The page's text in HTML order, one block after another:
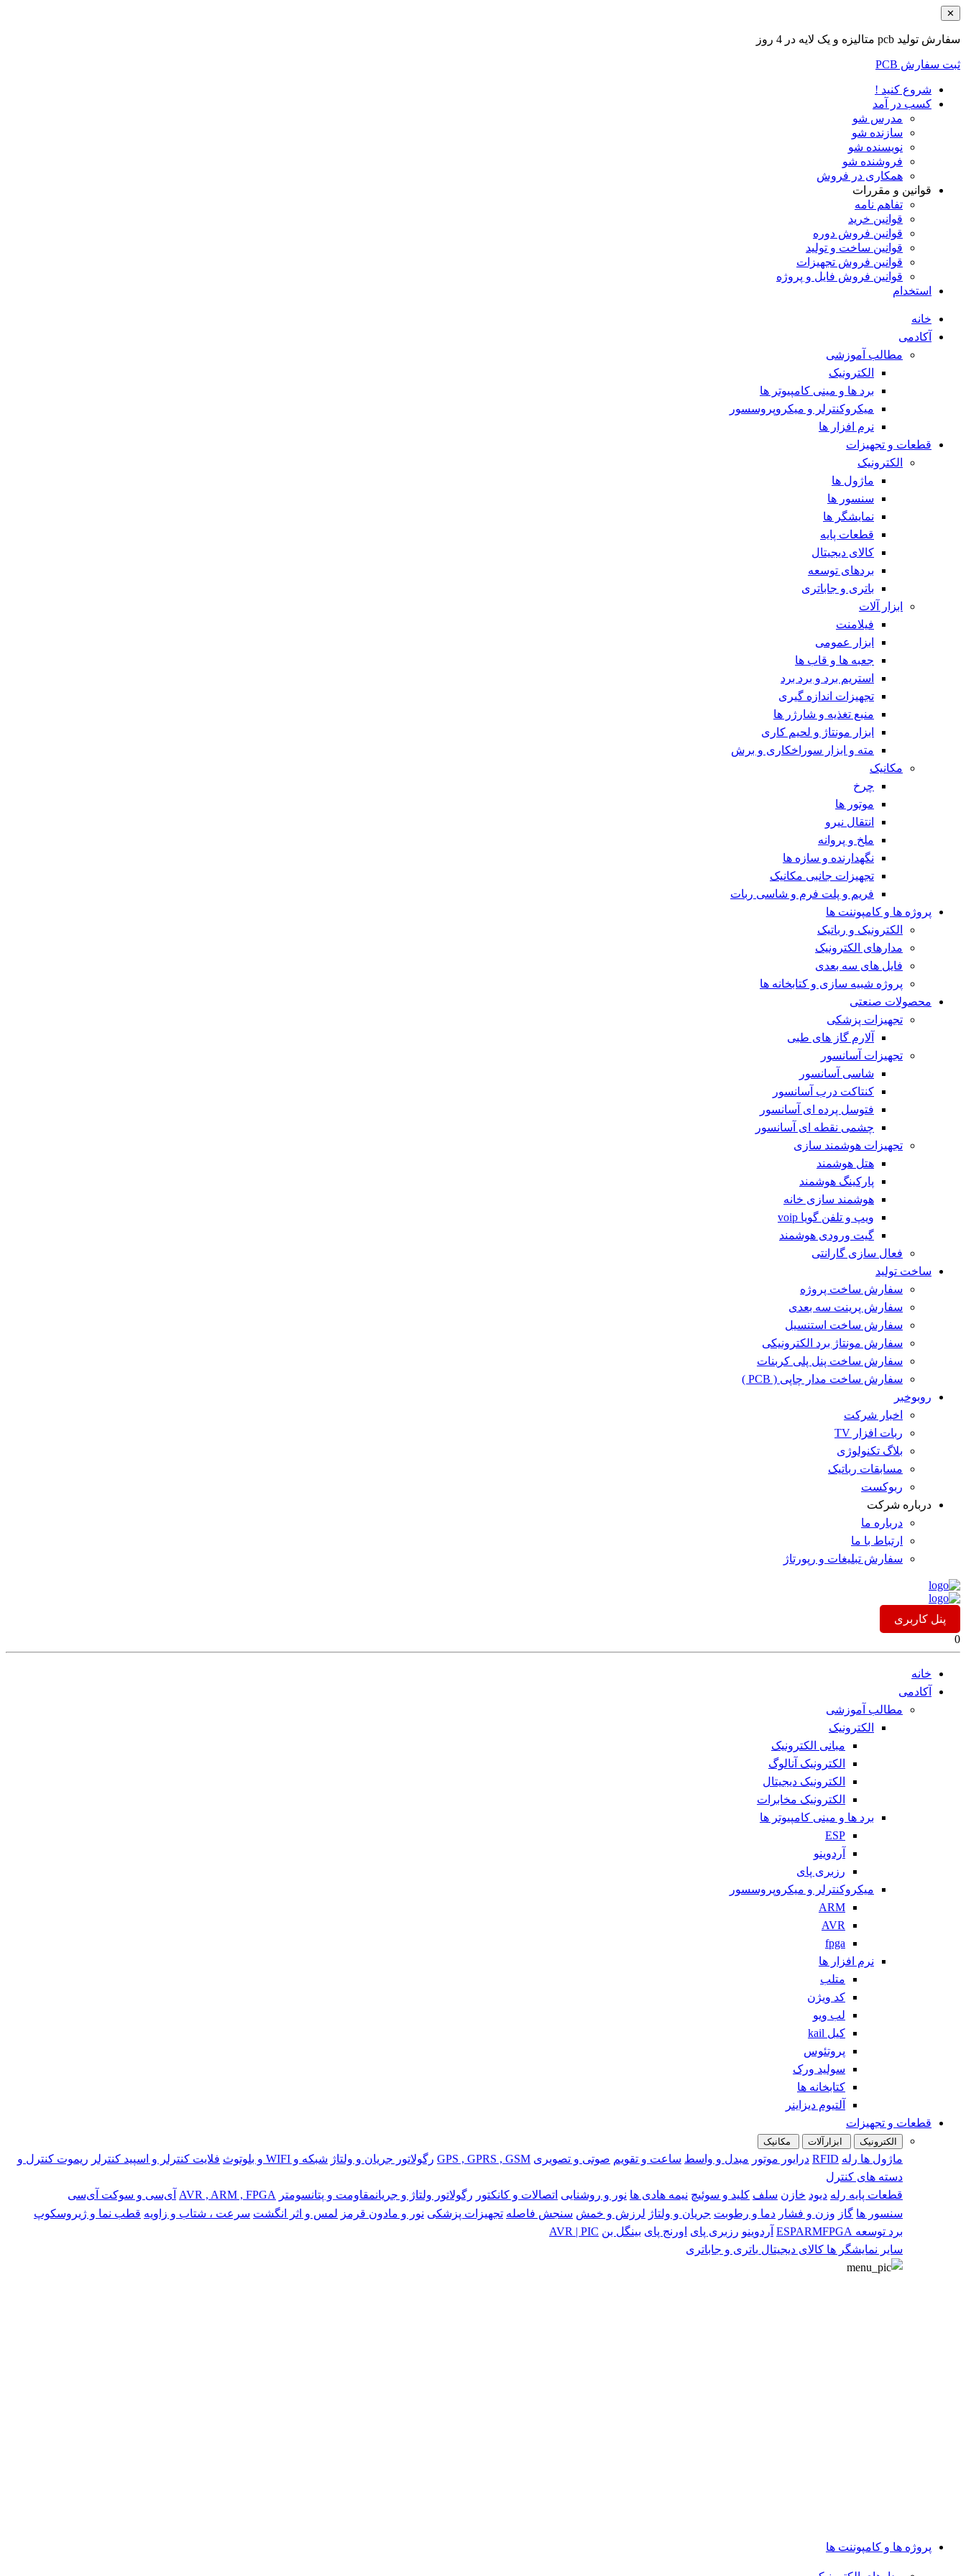
✕
سفارش تولید pcb متالیزه و یک لایه در 4 روز
ثبت سفارش PCB
شروع کنید !
کسب در آمد
مدرس شو
سازنده شو
نویسنده شو
فروشنده شو
همکاری در فروش
قوانین و مقررات
تفاهم نامه
قوانین خرید
قوانین فروش دوره
قوانین ساخت و تولید
قوانین فروش تجهیزات
قوانین فروش فایل و پروژه
استخدام
خانه
آکادمی
مطالب آموزشی
الکترونیک
برد ها و مینی کامپیوتر ها
میکروکنترلر و میکروپروسسور
نرم افزار ها
قطعات و تجهیزات
الکترونیک
ماژول ها
سنسور ها
نمایشگر ها
قطعات پایه
کالای دیجیتال
بردهای توسعه
باتری و جاباتری
ابزار آلات
فیلامنت
ابزار عمومی
جعبه ها و قاب ها
استریم برد و برد برد
تجهیزات اندازه گیری
منبع تغذیه و شارژر ها
ابزار مونتاژ و لحیم کاری
مته و ابزار سوراخکاری و برش
مکانیک
چرخ
موتور ها
انتقال نیرو
ملخ و پروانه
نگهدارنده و سازه ها
تجهیزات جانبی مکانیک
فریم و پلت فرم و شاسی ربات
پروژه ها و کامپوننت ها
الکترونیک و رباتیک
مدارهای الکترونیک
فایل های سه بعدی
پروژه شبیه سازی و کتابخانه ها
محصولات صنعتی
تجهیزات پزشکی
آلارم گاز های طبی
تجهیزات آسانسور
شاسی آسانسور
کنتاکت درب آسانسور
فتوسل پرده ای آسانسور
چشمی نقطه ای آسانسور
تجهیزات هوشمند سازی
هتل هوشمند
پارکینگ هوشمند
هوشمند سازی خانه
ویپ و تلفن گویا voip
گیت ورودی هوشمند
فعال سازی گارانتی
ساخت تولید
سفارش ساخت پروژه
سفارش پرینت سه بعدی
سفارش ساخت استنسیل
سفارش مونتاژ برد الکترونیکی
سفارش ساخت پنل پلی کربنات
سفارش ساخت مدار چاپی ( PCB )
روبوخبر
اخبار شرکت
ربات افزار TV
بلاگ تکنولوژی
مسابقات رباتیک
ربوکست
درباره شرکت
درباره ما
ارتباط با ما
سفارش تبلیغات و رپورتاژ
پنل کاربری
0
خانه
آکادمی
مطالب آموزشی
الکترونیک
مبانی الکترونیک
الکترونیک آنالوگ
الکترونیک دیجیتال
الکترونیک مخابرات
برد ها و مینی کامپیوتر ها
ESP
آردوینو
رزبری پای
میکروکنترلر و میکروپروسسور
ARM
AVR
fpga
نرم افزار ها
متلب
کد ویژن
لب ویو
کیل kail
پروتئوس
سولید ورک
کتابخانه ها
آلتیوم دیزاینر
قطعات و تجهیزات
الکترونیک ابزارآلات مکانیک
ماژول ها رله RFID درایور موتور مبدل و واسط ساعت و تقویم صوتی و تصویری GPS , GPRS , GSM رگولاتور جریان و ولتاژ شبکه و WIFI و بلوتوث فلایت کنترلر و اسپید کنترلر ریموت کنترل و
دسته های کنترل
قطعات پایه رله دیود خازن سلف کلید و سوئیچ نیمه هادی ها نور و روشنایی اتصالات و کانکتور رگولاتور ولتاژ و جریانمقاومت و پتانسومتر AVR , ARM , FPGA آی‌سی و سوکت آی‌سی
سنسور ها گاز وزن و فشار دما و رطوبت جریان و ولتاژ لرزش و خمش سنجش فاصله تجهیزات پزشکی نور و مادون قرمز لمس و اثر انگشت سرعت ، شتاب و زاویه قطب نما و ژیروسکوپ
برد توسعه
ESPARMFPGA آردوینو رزبری پای اورنج پای بینگل بن AVR | PIC
سایر نمایشگر ها کالای دیجیتال باتری و جاباتری
پروژه ها و کامپوننت ها